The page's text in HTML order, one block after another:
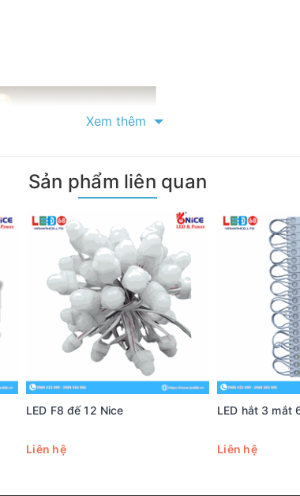
Xem thêm
Sản phẩm liên quan
LED F8 đế 12 Nice
Liên hệ
LED hắt 3 mắt
Liên hệ